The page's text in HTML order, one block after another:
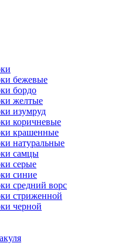
бежевые
бордо
желтые
изумруд
коричневые
крашенные
натуральные
самцы
серые
синие
средний ворс
стриженной
черной